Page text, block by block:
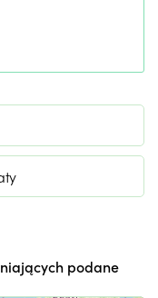
podane